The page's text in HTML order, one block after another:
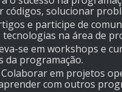
solucionar
e participe de
na área de
se em workshops e
da programação.
Colaborar em projetos
com outros